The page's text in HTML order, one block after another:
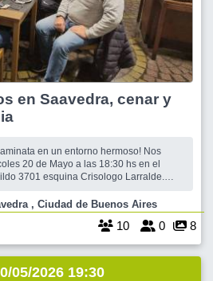
en Saavedra, cenar y
en un entorno hermoso! Nos
18:30 hs en el
Saavedra , Ciudad de Buenos Aires
10 0 8
05/2026 19:30